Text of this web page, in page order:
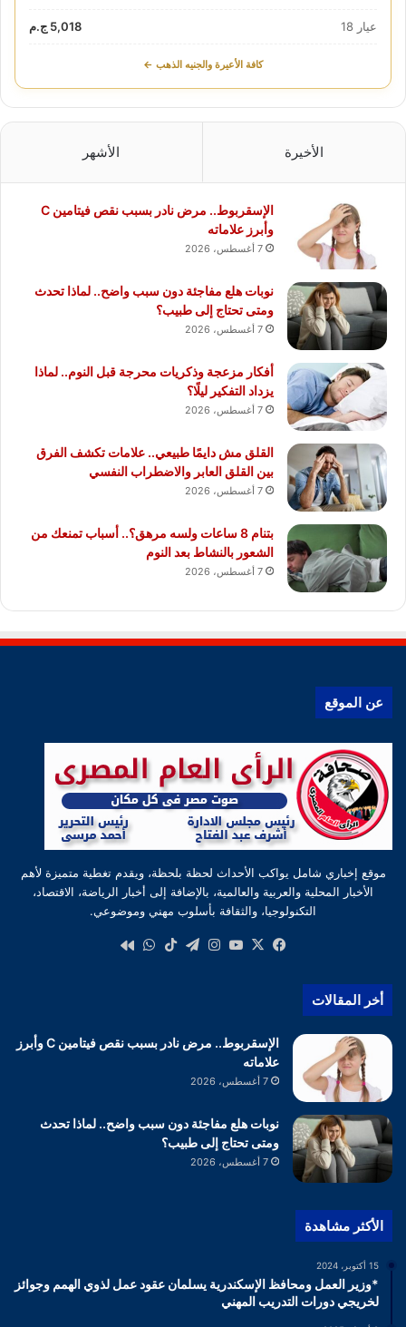
عيار 18 5,018 ج.م
كافة الأعيرة والجنيه الذهب ←
الأخيرة الأشهر
الإسقربوط.. مرض نادر بسبب نقص فيتامين C
وأبرز علاماته
7 أغسطس، 2026
نوبات هلع مفاجئة دون سبب واضح.. لماذا تحدث
ومتى تحتاج إلى طبيب؟
7 أغسطس، 2026
أفكار مزعجة وذكريات محرجة قبل النوم.. لماذا
يزداد التفكير ليلًا؟
7 أغسطس، 2026
القلق مش دايمًا طبيعي.. علامات تكشف الفرق
بين القلق العابر والاضطراب النفسي
7 أغسطس، 2026
بتنام 8 ساعات ولسه مرهق؟.. أسباب تمنعك من
الشعور بالنشاط بعد النوم
7 أغسطس، 2026
عن الموقع
موقع إخباري شامل يواكب الأحداث لحظة بلحظة، ويقدم تغطية متميزة لأهم
الأخبار المحلية والعربية والعالمية، بالإضافة إلى أخبار الرياضة، الاقتصاد،
التكنولوجيا، والثقافة بأسلوب مهني وموضوعي.
فيسبوك
‫X
‫YouTube
انستقرام
تيلقرام‫TikTokواتساب
أخر المقالات
الإسقربوط.. مرض نادر بسبب نقص فيتامين C وأبرز
علاماته
7 أغسطس، 2026
نوبات هلع مفاجئة دون سبب واضح.. لماذا تحدث
ومتى تحتاج إلى طبيب؟
7 أغسطس، 2026
الأكثر مشاهدة
15 أكتوبر، 2024
*وزير العمل ومحافظ الإسكندرية يسلمان عقود عمل لذوي الهمم وجوائز
لخريجي دورات التدريب المهني